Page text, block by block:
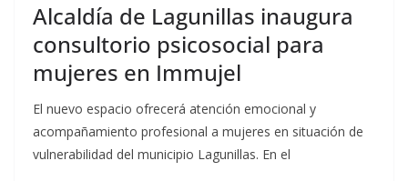
Alcaldía de Lagunillas inaugura
consultorio psicosocial para
mujeres en Immujel
El nuevo espacio ofrecerá atención emocional y
acompañamiento profesional a mujeres en situación de
vulnerabilidad del municipio Lagunillas. En el